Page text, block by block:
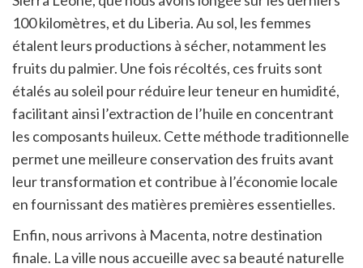
100 kilomètres, et du Liberia. Au sol, les femmes
étalent leurs productions à sécher, notamment les
fruits du palmier. Une fois récoltés, ces fruits sont
étalés au soleil pour réduire leur teneur en humidité,
facilitant ainsi l’extraction de l’huile en concentrant
les composants huileux. Cette méthode traditionnelle
permet une meilleure conservation des fruits avant
leur transformation et contribue à l’économie locale
en fournissant des matières premières essentielles.
Enfin, nous arrivons à Macenta, notre destination
finale. La ville nous accueille avec sa beauté naturelle